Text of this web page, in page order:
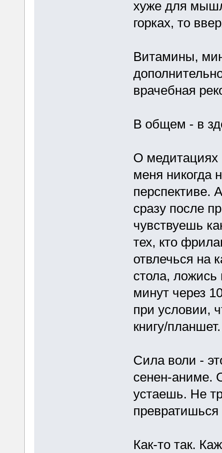
хуже для
горках, то
Витамины,
врачебная
В общем - в
О медитациях
меня никогда
перспективе.
сразу после
чувствуешь
тех, кто
отвлечься на
стола, ложись
минут через
при условии,
книгу/планшет.
Сила воли -
сенен-аниме.
устаешь. Не
превратишься
Как-то так.